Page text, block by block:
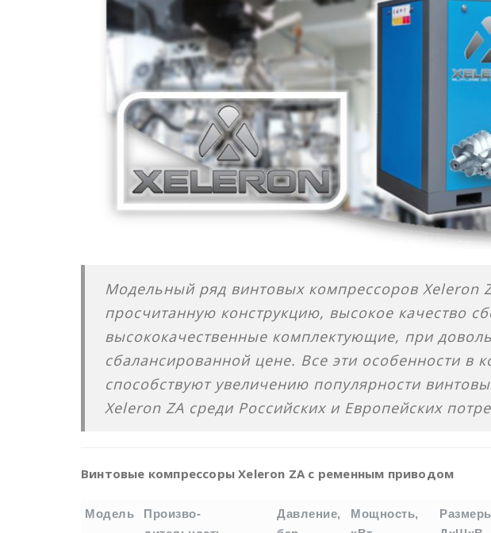
Модельный ряд винтовых компрессоров Xeleron
просчитанную конструкцию, высокое качество
высококачественные комплектующие, при
сбалансированной цене. Все эти особенности в
способствуют увеличению популярности
Xeleron ZA среди Российских и Европейских
Винтовые компрессоры Xeleron ZA с ременным приводом
Модель
Произво-
Давление,
Мощность,